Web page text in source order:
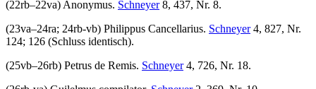
(22rb–22va) Anonymus. Schneyer8, 437, Nr. 8.
(23va–24ra; 24rb-vb) Philippus Cancellarius. Schneyer4, 827, Nr.
124; 126 (Schluss identisch).
(25vb–26rb) Petrus de Remis. Schneyer4, 726, Nr. 18.